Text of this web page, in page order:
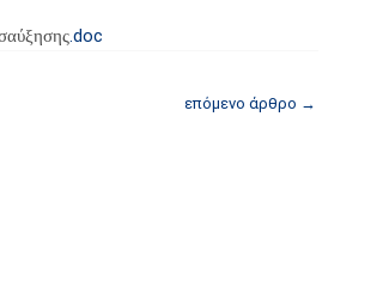
.doc
επόμενο άρθρο →